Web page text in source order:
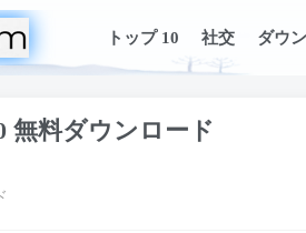
トップ 10 社交 ダウ
無料ダウンロード